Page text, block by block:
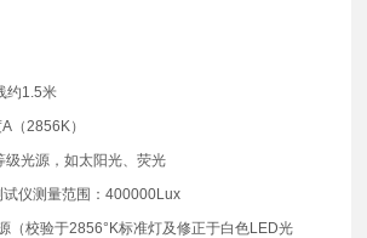
约1.5米
（2856K）
级光源，如太阳光、荧光
仪测量范围：400000Lux
（校验于2856°K标准灯及修正于白色LED光